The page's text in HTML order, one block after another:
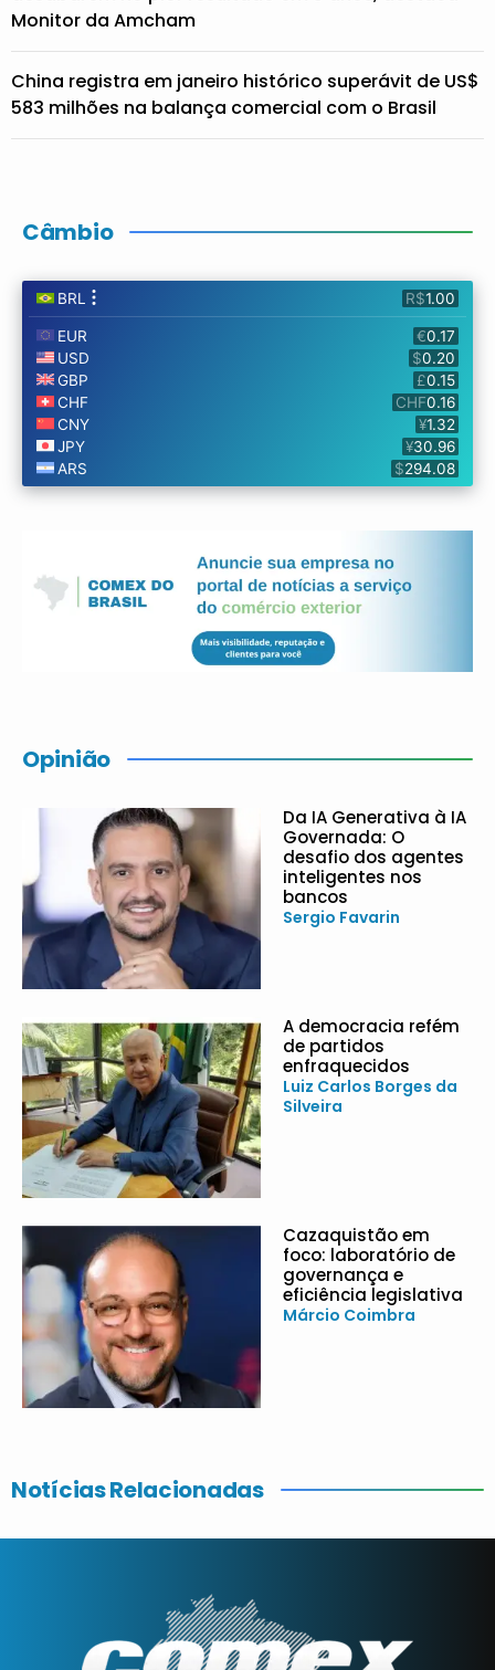
Monitor da Amcham
China registra em janeiro histórico superávit de US$
583 milhões na balança comercial com o Brasil
Câmbio
Opinião
Da IA Generativa à IA
Governada: O
desafio dos agentes
inteligentes nos
bancos
Sergio Favarin
A democracia refém
de partidos
enfraquecidos
Luiz Carlos Borges da
Silveira
Cazaquistão em
foco: laboratório de
governança e
eficiência legislativa
Márcio Coimbra
Notícias Relacionadas